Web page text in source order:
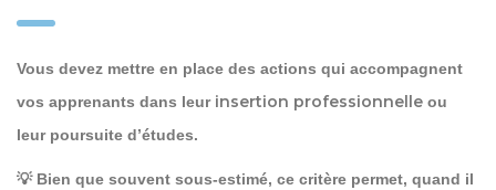
Vous devez mettre en place des actions qui accompagnent
vos apprenants dans leur insertion professionnelle ou
leur poursuite d’études.
💡 Bien que souvent sous-estimé, ce critère permet, quand il